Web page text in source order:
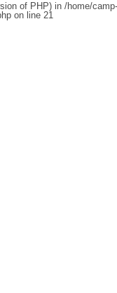
of PHP) in /home/
on line 21